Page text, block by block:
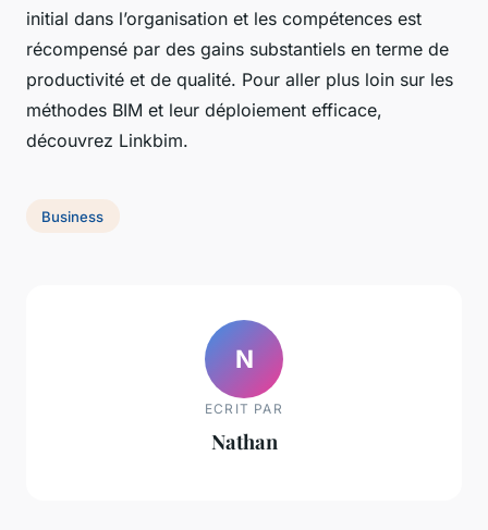
initial dans l’organisation et les compétences est
récompensé par des gains substantiels en terme de
productivité et de qualité. Pour aller plus loin sur les
méthodes BIM et leur déploiement efficace,
découvrez Linkbim.
Business
N
ECRIT PAR
Nathan